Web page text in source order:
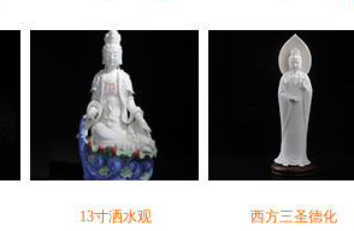
13寸洒水观
西方三圣德化